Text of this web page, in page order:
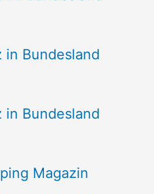
in Bundesland
in Bundesland
Magazin